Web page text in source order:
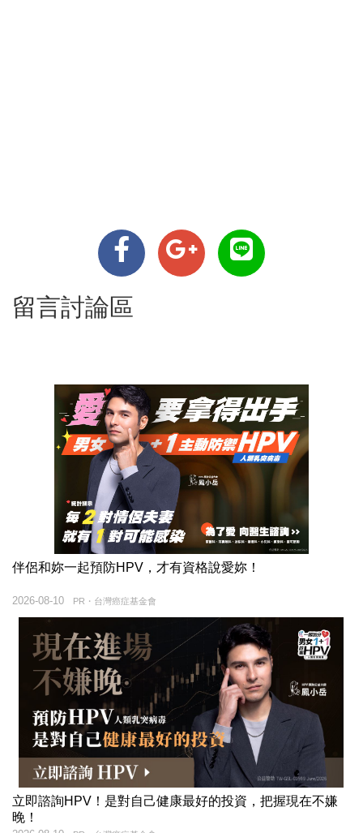
留言討論區
伴侶和妳一起預防HPV，才有資格說愛妳！
PR・台灣癌症基金會
2026-08-10
立即諮詢HPV！是對自己健康最好的投資，把握現在不嫌
晚！